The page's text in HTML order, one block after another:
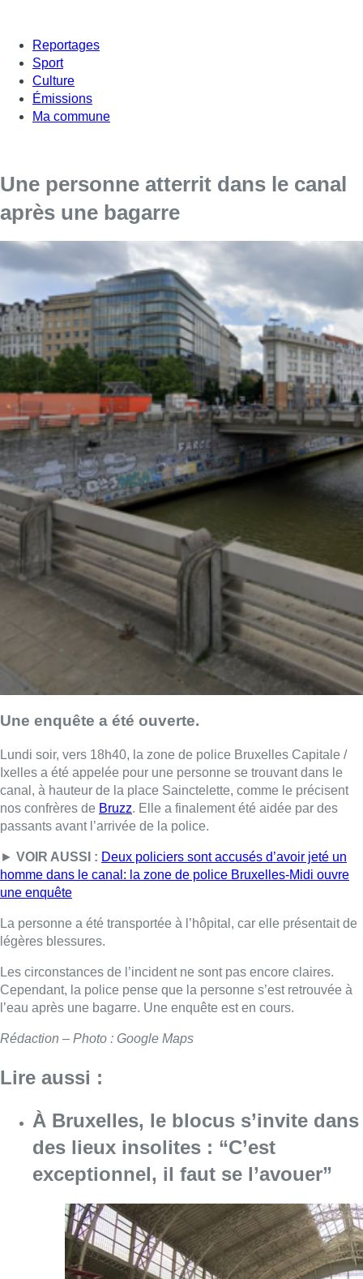
Reportages
Sport
Culture
Émissions
Ma commune
Une personne atterrit dans le canal
après une bagarre
Une enquête a été ouverte.
Lundi soir, vers 18h40, la zone de police Bruxelles Capitale /
Ixelles a été appelée pour une personne se trouvant dans le
canal, à hauteur de la place Sainctelette, comme le précisent
nos confrères de Bruzz. Elle a finalement été aidée par des
passants avant l’arrivée de la police.
► VOIR AUSSI : Deux policiers sont accusés d’avoir jeté un
homme dans le canal: la zone de police Bruxelles-Midi ouvre
une enquête
La personne a été transportée à l’hôpital, car elle présentait de
légères blessures.
Les circonstances de l’incident ne sont pas encore claires.
Cependant, la police pense que la personne s’est retrouvée à
l’eau après une bagarre. Une enquête est en cours.
Rédaction – Photo : Google Maps
Lire aussi :
À Bruxelles, le blocus s’invite dans
des lieux insolites : “C’est
exceptionnel, il faut se l’avouer”